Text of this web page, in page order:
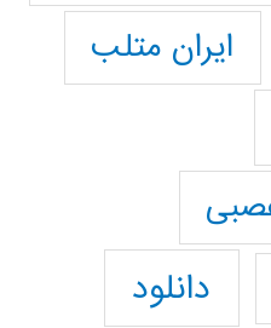
ایران متلب
دانلود